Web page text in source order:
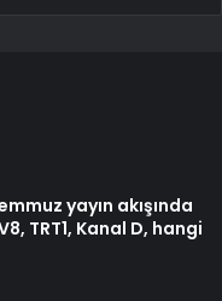
yayın akışında
TRT1, Kanal D, hangi